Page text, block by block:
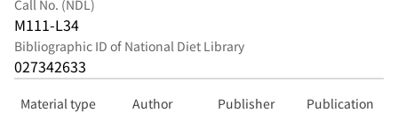
Call No. (NDL)
M111-L34
Bibliographic ID of National Diet Library
027342633
Material type Author Publisher
Publication